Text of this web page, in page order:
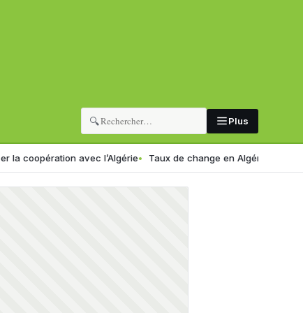
🔍 Plus
avec l’Algérie Taux de change en Algérie : voici le nouveau